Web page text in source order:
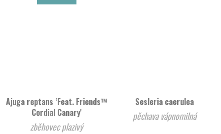
Ajuga reptans ‘Feat. Friends™
Cordial Canary'
zběhovec plazivý
Sesleria caerulea
pěchava vápnomilná